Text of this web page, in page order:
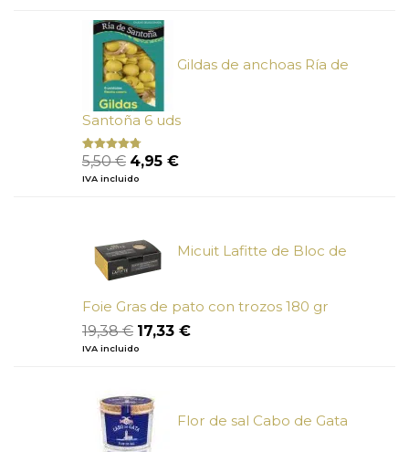
era:
6,73 €.
Gildas de anchoas Ría de
Santoña 6 uds
Valorado
con
de 5
5,50€ El
precio
4,95 €El
IVA incluido
Micuit Lafitte de Bloc de
Foie Gras de pato con trozos 180 gr
19,38€ El
precio
19,38 €.
17,33 €El
IVA incluido
Flor de sal Cabo de Gata